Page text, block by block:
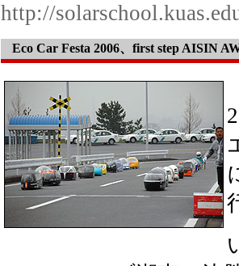
http://
Eco Car Festa 2006、first step AISIN